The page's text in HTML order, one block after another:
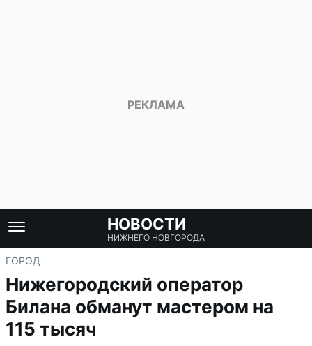
НОВОСТИ
НИЖНЕГО НОВГОРОДА
ГОРОД
Нижегородский оператор
Билана обманут мастером на
115 тысяч